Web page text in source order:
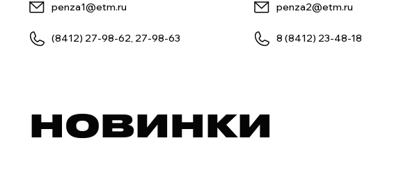
penza1@etm.ru
(8412) 27-98-62, 27-98-63
penza2@etm.ru
8 (8412) 23-48-18
НОВИНКИ